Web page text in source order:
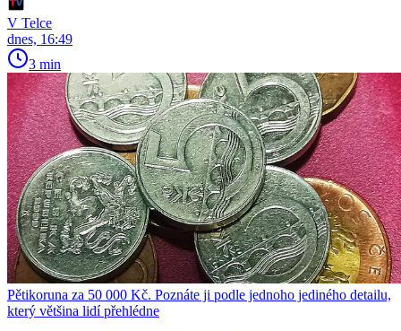
V Telce
dnes, 16:49
3 min
Pětikoruna za 50 000 Kč. Poznáte ji podle jednoho jediného detailu,
který většina lidí přehlédne